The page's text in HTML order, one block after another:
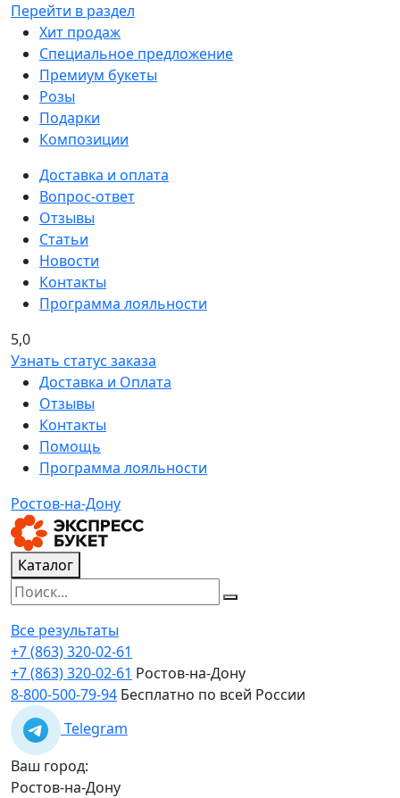
Перейти в раздел
Хит продаж
Специальное предложение
Премиум букеты
Розы
Подарки
Композиции
Доставка и оплата
Вопрос-ответ
Отзывы
Статьи
Новости
Контакты
Программа лояльности
5,0
Узнать статус заказа
Доставка и Оплата
Отзывы
Контакты
Помощь
Программа лояльности
Ростов-на-Дону
Каталог
Все результаты
+7 (863) 320-02-61
+7 (863) 320-02-61 Ростов-на-Дону
8-800-500-79-94 Бесплатно по всей России
Telegram
Ваш город:
Ростов-на-Дону